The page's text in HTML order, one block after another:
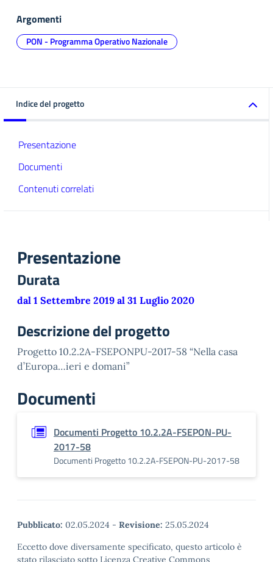
Argomenti
PON - Programma Operativo Nazionale
Indice del progetto
Presentazione
Documenti
Contenuti correlati
Presentazione
Durata
dal 1 Settembre 2019 al 31 Luglio 2020
Descrizione del progetto
Progetto 10.2.2A-FSEPONPU-2017-58 “Nella casa
d’Europa…ieri e domani”
Documenti
Documenti Progetto 10.2.2A-FSEPON-PU-
2017-58
Documenti Progetto 10.2.2A-FSEPON-PU-2017-58
Pubblicato: 02.05.2024 - Revisione: 25.05.2024
Eccetto dove diversamente specificato, questo articolo è
stato rilasciato sotto Licenza Creative Commons